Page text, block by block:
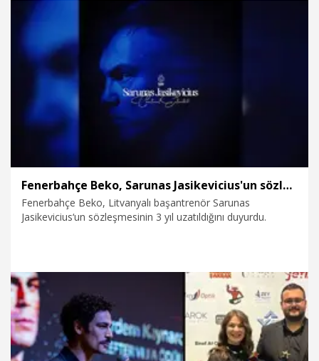
21.02.2026 Spor
Fenerbahçe Beko, Sarunas Jasikevicius'un sözleşmesini uzattı
Fenerbahçe Beko, Litvanyalı başantrenör Sarunas
Jasikevicius‘un sözleşmesinin 3 yıl uzatıldığını duyurdu.
13.01.2026 Spor